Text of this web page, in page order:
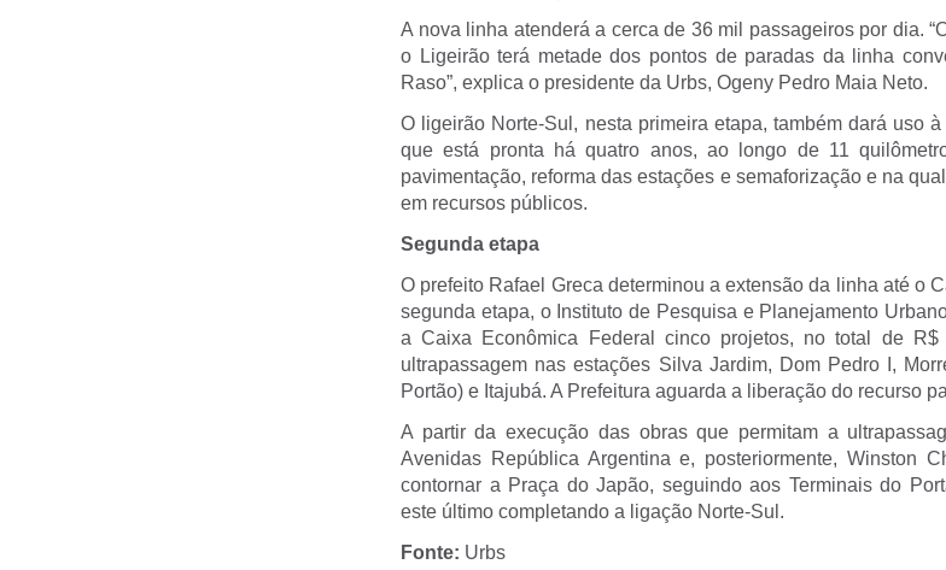
A nova linha atenderá a cerca de 36 mil passageiros por dia.
o Ligeirão terá metade dos pontos de paradas da linha
Raso”, explica o presidente da Urbs, Ogeny Pedro Maia Neto.
O ligeirão Norte-Sul, nesta primeira etapa, também dará uso
que está pronta há quatro anos, ao longo de 11
pavimentação, reforma das estações e semaforização e na
em recursos públicos.
Segunda etapa
O prefeito Rafael Greca determinou a extensão da linha até o
segunda etapa, o Instituto de Pesquisa e Planejamento
a Caixa Econômica Federal cinco projetos, no total de
ultrapassagem nas estações Silva Jardim, Dom Pedro I,
Portão) e Itajubá. A Prefeitura aguarda a liberação do recurso
A partir da execução das obras que permitam a
Avenidas República Argentina e, posteriormente, Winston
contornar a Praça do Japão, seguindo aos Terminais do
este último completando a ligação Norte-Sul.
Fonte: Urbs